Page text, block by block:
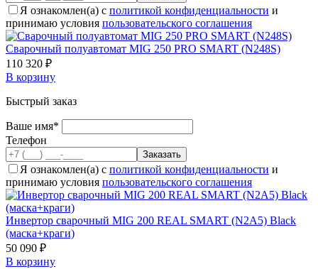
Я ознакомлен(а) с политикой конфиденциальности и
принимаю условия пользовательского соглашения
Cварочный полуавтомат MIG 250 PRO SMART (N248S)
110 320 ₽
В корзину
Быстрый заказ
Ваше имя*
Телефон
Я ознакомлен(а) с политикой конфиденциальности и
принимаю условия пользовательского соглашения
Инвертор сварочный MIG 200 REAL SMART (N2A5) Black
(маска+краги)
50 090 ₽
В корзину